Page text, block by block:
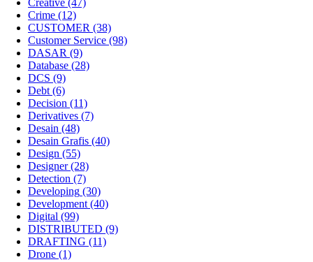
Creative (47)
Crime (12)
CUSTOMER (38)
Customer Service (98)
DASAR (9)
Database (28)
DCS (9)
Debt (6)
Decision (11)
Derivatives (7)
Desain (48)
Desain Grafis (40)
Design (55)
Designer(28)
Detection (7)
Developing (30)
Development (40)
Digital (99)
DISTRIBUTED (9)
DRAFTING (11)
Drone (1)